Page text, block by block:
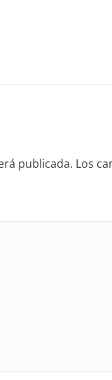
publicada. Los